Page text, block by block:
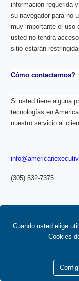
información requerida
su navegador para no
muy importante el uso
usted no tendrá
sitio estarán
Cómo contactarnos?
Si usted tiene alguna
tecnologías en
nuestro servicio al
(305) 532-7375
pie
Cuando usted elige
Cookies